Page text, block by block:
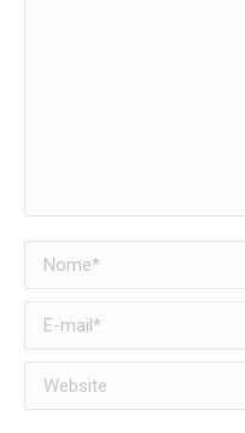
Nome *
E-mail *
Website